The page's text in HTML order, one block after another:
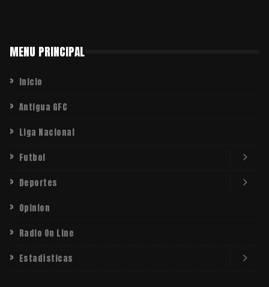
MENU PRINCIPAL
Inicio
Antigua GFC
Liga Nacional
Futbol
Deportes
Opinion
Radio On Line
Estadísticas